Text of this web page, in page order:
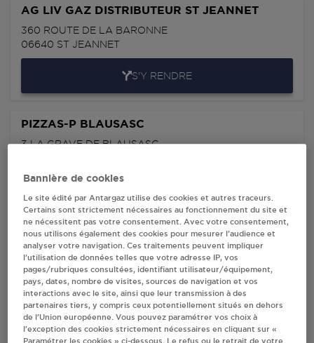
AG LIV GAZ DISTRIBUTEUR ST JEANNET
360 ROUTE DE LA BARONNE
06640 ST JEANNET
S'Y RENDRE
PIZZAS-P BLAUSASC
3 LA GRAVE DE BLAUSASC
06440
BLAUSASC
S'Y RENDRE
GIRARDIN ETS TOTAL MAZOUT/ ECL PORT
GRASSE
ROUTE DE LA MARIGARDE
06130GRASSE
S'Y RENDRE
Bannière de cookies
Le site édité par Antargaz utilise des cookies et autres traceurs.
Certains sont strictement nécessaires au fonctionnement du site et
ne nécessitent pas votre consentement. Avec votre consentement,
nous utilisons également des cookies pour mesurer l’audience et
analyser votre navigation. Ces traitements peuvent impliquer
l’utilisation de données telles que votre adresse IP, vos
pages/rubriques consultées, identifiant utilisateur/équipement,
pays, dates, nombre de visites, sources de navigation et vos
interactions avec le site, ainsi que leur transmission à des
partenaires tiers, y compris ceux potentiellement situés en dehors
de l’Union européenne. Vous pouvez paramétrer vos choix à
l’exception des cookies strictement nécessaires en cliquant sur «
Paramétrer les cookies » ci-dessous. Le refus ou le retrait de votre